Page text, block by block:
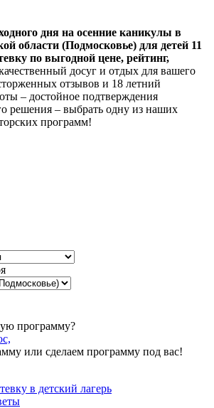
дня на осенние каникулы в
области (Подмосковье) для детей 11
по выгодной цене, рейтинг,
досуг и отдых для вашего
отзывов и 18 летний
– достойное подтверждения
решения – выбрать одну из наших
программ!
программу?
или сделаем программу под вас!
в детский лагерь